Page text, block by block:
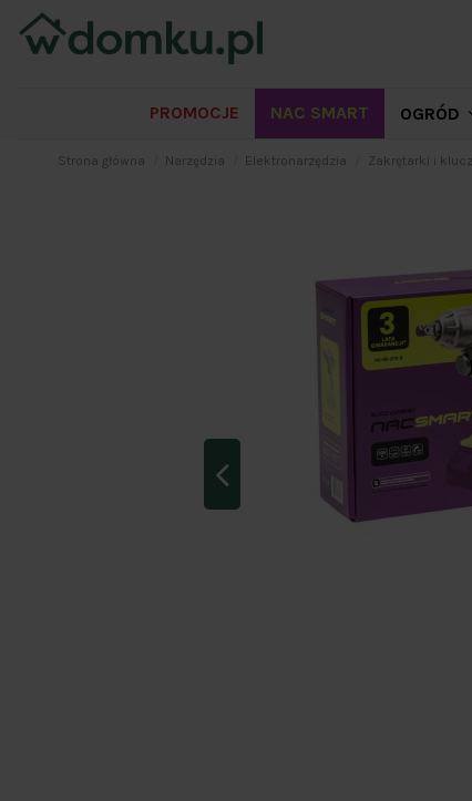
PROMOCJE NAC SMART OGRÓD
Strona główna Narzędzia Elektronarzędzia Zakrętarki i